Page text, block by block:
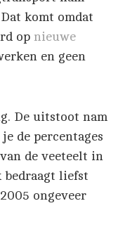
komt omdat
op nieuwe
en geen
De uitstoot nam
de percentages
de veeteelt in
bedraagt liefst
ongeveer